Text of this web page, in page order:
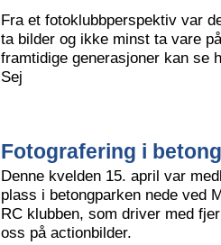
Fra et fotoklubbperspektiv var
ta bilder og ikke minst ta vare
framtidige generasjoner kan se
Sej
Fotografering i
Denne kvelden 15. april var
plass i betongparken nede ved
RC klubben, som driver med
oss på actionbilder.